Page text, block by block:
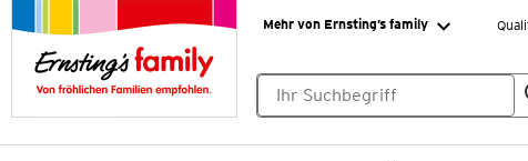
Mehr von Ernsting’s family